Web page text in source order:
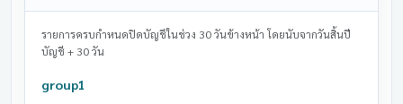
สหกรณ์การเกษตรตลาดแร้ง
มีนาคม
28 สิงหาคม
รายการครบกำหนดปิดบัญชีในช่วง 30 วันข้างหน้า โดยนับจากวันสิ้นปี
บัญชี + 30 วัน
group1